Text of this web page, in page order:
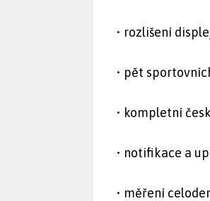
• rozlišení
• pět
• kompletní
• notifikace a
• měření